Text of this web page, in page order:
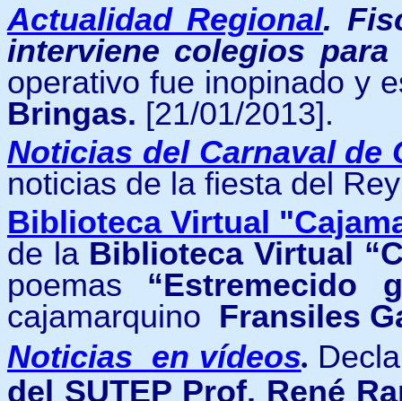
Actualidad Regional.
interviene colegios
operativo fue inopinado y
Bringas. [21/01/2013].
Noticias del Carnaval de
noticias de la fiesta del
Biblioteca Virtual
de la Biblioteca Virtual
poemas “Estremecido
cajamarquino Fransiles
Noticias en vídeos.
del SUTEP Prof. René